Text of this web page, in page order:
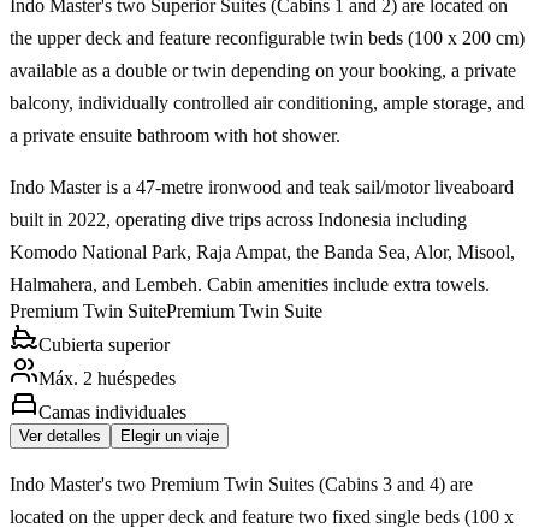
Indo Master's two Superior Suites (Cabins 1 and 2) are located on
the upper deck and feature reconfigurable twin beds (100 x 200 cm)
available as a double or twin depending on your booking, a private
balcony, individually controlled air conditioning, ample storage, and
a private ensuite bathroom with hot shower.
Indo Master is a 47-metre ironwood and teak sail/motor liveaboard
built in 2022, operating dive trips across Indonesia including
Komodo National Park, Raja Ampat, the Banda Sea, Alor, Misool,
Halmahera, and Lembeh. Cabin amenities include extra towels.
Premium Twin SuitePremium Twin Suite
Cubierta superior
Máx. 2 huéspedes
Camas individuales
Ver detalles Elegir un viaje
Indo Master's two Premium Twin Suites (Cabins 3 and 4) are
located on the upper deck and feature two fixed single beds (100 x